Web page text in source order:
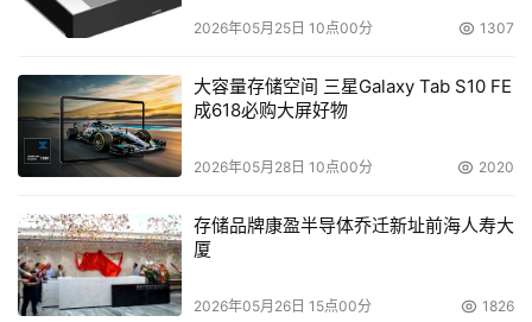
2026年05月25日 10点00分 1307
大容量存储空间 三星Galaxy Tab S10 FE
成618必购大屏好物
2026年05月28日 10点00分 2020
存储品牌康盈半导体乔迁新址前海人寿大
厦
2026年05月26日 15点00分 1826